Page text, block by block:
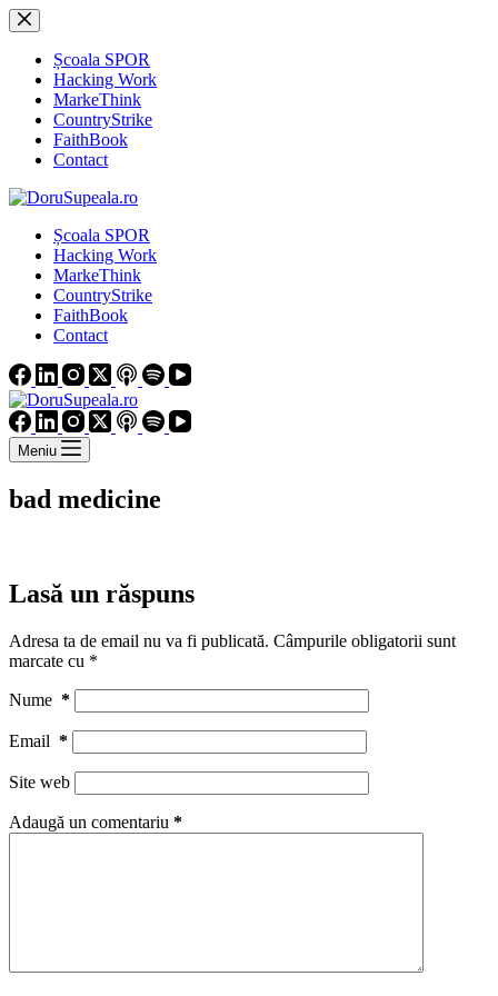
Sari
la
conținutȘcoala SPOR
Hacking Work
MarkeThink
CountryStrike
FaithBook
Contact
Școala SPOR
Hacking Work
MarkeThink
CountryStrike
FaithBook
Contact
Meniu
bad medicine
Lasă un răspuns
Adresa ta de email nu va fi publicată. Câmpurile obligatorii sunt
marcate cu *
Nume *
Email *
Site web
Adaugă un comentariu *